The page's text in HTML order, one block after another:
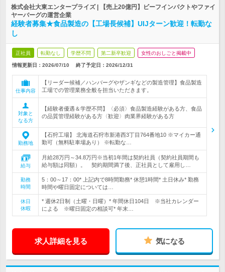
株式会社大東エンタープライズ | 【売上20億円】ビーフインパクトやファイ
ヤーバーグの運営企業
経験者募集★食品製造の【工場長候補】UIJターン歓迎！転勤な
し
正社員 転勤なし 学歴不問 第二新卒歓迎 女性のおしごと掲載中
情報更新日：2026/07/10 終了予定日： 2026/12/31
仕事内容
【リーダー候補／ハンバーグやザンギなどの製造管理】食品製造
工場での管理業務全般を担当いただきます。
対象と
なる方
【経験者優遇＆学歴不問】〈必須〉食品製造経験がある方、食品
の品質管理経験がある方〈歓迎〉肉業界経験がある方
勤務地
【石狩工場】 北海道石狩市新港西3丁目764番地10 ※マイカー通
勤可（無料駐車場あり） ※転勤な…
給与
月給28万円～34.8万円※当初1年間は契約社員（契約社員期間も
給与額は同額）。 契約期間満了後、正社員として雇用し…
勤務
時間
5：00～17：00* 上記内で8時間勤務* 休憩1時間* 土日休み* 勤務
時間や曜日固定については…
休日
休暇
* 週休2日制（土曜・日曜）* 年間休日104日 ※当社カレンダー
による ※曜日固定の相談可* 年末…
求人詳細を見る 気になる